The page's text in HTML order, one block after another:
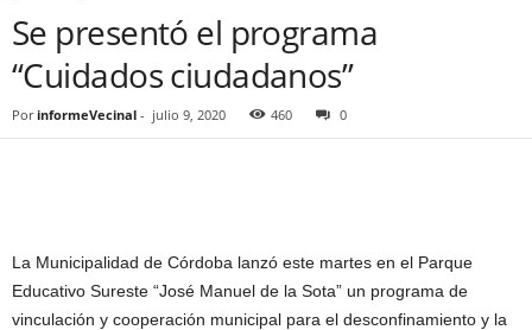
Se presentó el programa
“Cuidados ciudadanos”
Por informeVecinal - julio 9, 2020 460 0
La Municipalidad de Córdoba lanzó este martes en el Parque
Educativo Sureste “José Manuel de la Sota” un programa de
vinculación y cooperación municipal para el desconfinamiento y la